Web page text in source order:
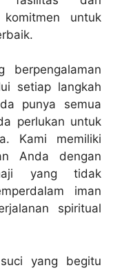
untuk
berpengalaman
setiap langkah
punya semua
perlukan untuk
Kami memiliki
Anda dengan
yang tidak
iman
spiritual
yang begitu